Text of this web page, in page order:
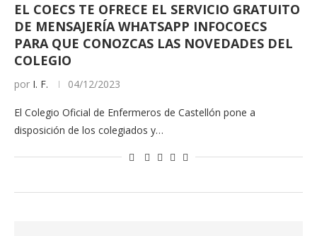
EL COECS TE OFRECE EL SERVICIO GRATUITO
DE MENSAJERÍA WHATSAPP INFOCOECS
PARA QUE CONOZCAS LAS NOVEDADES DEL
COLEGIO
por I. F. 04/12/2023
El Colegio Oficial de Enfermeros de Castellón pone a
disposición de los colegiados y…